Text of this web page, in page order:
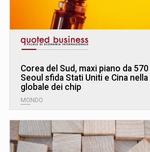
Corea del Sud, maxi piano da
Seoul sfida Stati Uniti e Cina
globale dei chip
MONDO